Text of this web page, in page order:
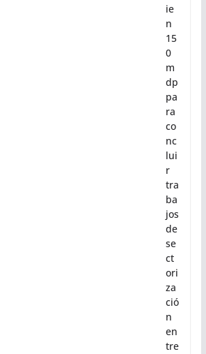
ie
n
15
0
m
dp
pa
ra
co
nc
lui
r
tra
ba
jos
de
se
ct
ori
za
ció
n
en
tre